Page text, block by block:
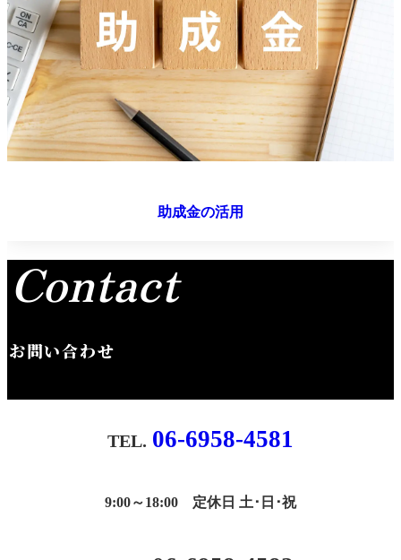
助成金の活用
Contact
お問い合わせ
06-6958-4581
9:00～18:00 定休日 土･日･祝